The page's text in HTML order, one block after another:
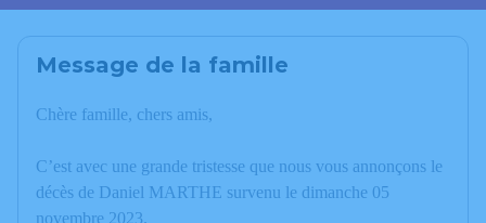
Message de la famille
Chère famille, chers amis,
C’est avec une grande tristesse que nous vous annonçons le
décès de Daniel MARTHE survenu le dimanche 05
novembre 2023.